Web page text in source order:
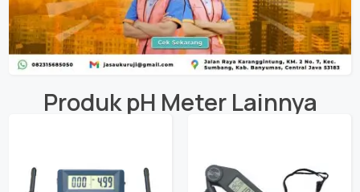
ProdukpH MeterLainnya